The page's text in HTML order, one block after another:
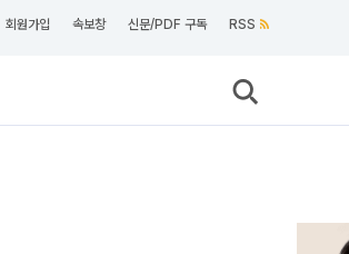
회원가입 속보창 신문/PDF 구독 RSS